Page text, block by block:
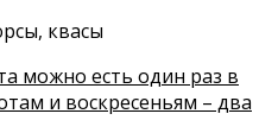
квасы
можно есть один раз в
и воскресеньям – два